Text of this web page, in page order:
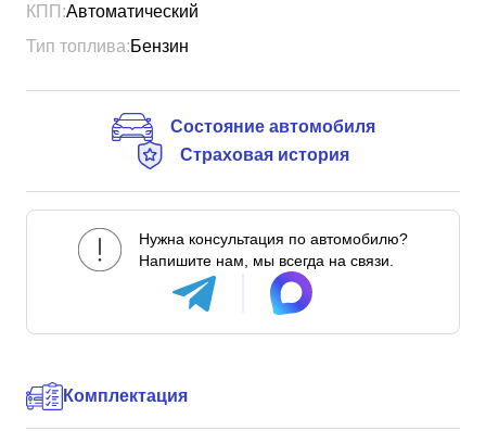
КПП:Автоматический
Тип топлива:Бензин
Состояние автомобиля
Страховая история
Нужна консультация по автомобилю?
Напишите нам, мы всегда на связи.
Комплектация